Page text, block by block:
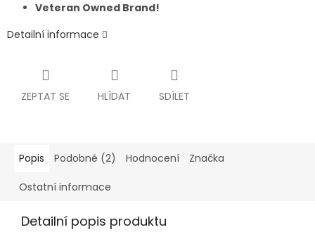
Veteran Owned Brand!
Detailní informace
ZEPTAT SE HLÍDAT SDÍLET
Popis Podobné (2) Hodnocení Značka
Ostatní informace
Detailní popis produktu